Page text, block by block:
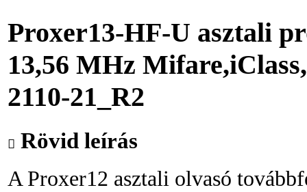
Proxer13-HF-U asztali
13,56 MHz
2110-21_R2
Rövid leírás
A Proxer12 asztali olvasó